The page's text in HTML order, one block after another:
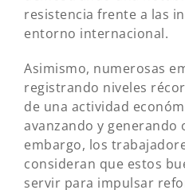
resistencia frente a las
entorno internacional.
Asimismo, numerosas
registrando niveles
de una actividad
avanzando y generando
embargo, los
consideran que estos
servir para impulsar